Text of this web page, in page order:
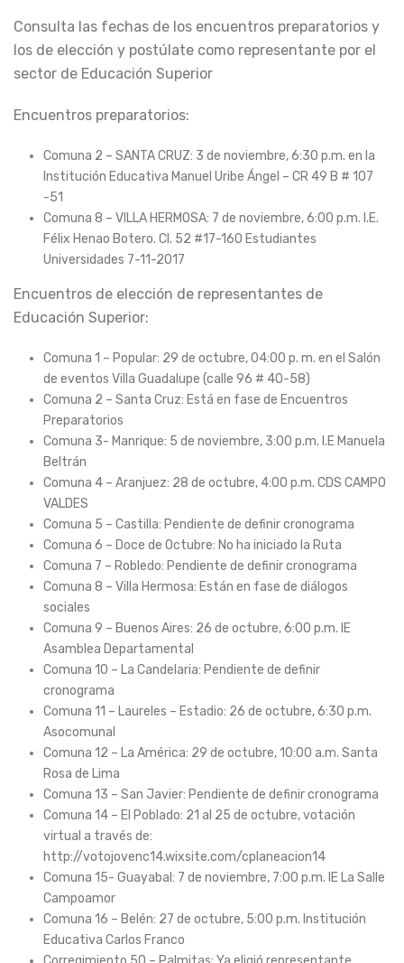
Consulta las fechas de los encuentros preparatorios y
los de elección y postúlate como representante por el
sector de Educación Superior
Encuentros preparatorios:
Comuna 2 – SANTA CRUZ: 3 de noviembre, 6:30 p.m. en la
Institución Educativa Manuel Uribe Ángel – CR 49 B # 107
-51
Comuna 8 – VILLA HERMOSA: 7 de noviembre, 6:00 p.m. I.E.
Félix Henao Botero. Cl. 52 #17-160 Estudiantes
Universidades 7-11-2017
Encuentros de elección de representantes de
Educación Superior:
Comuna 1 – Popular: 29 de octubre, 04:00 p. m. en el Salón
de eventos Villa Guadalupe (calle 96 # 40-58)
Comuna 2 – Santa Cruz: Está en fase de Encuentros
Preparatorios
Comuna 3- Manrique: 5 de noviembre, 3:00 p.m. I.E Manuela
Beltrán
Comuna 4 – Aranjuez: 28 de octubre, 4:00 p.m. CDS CAMPO
VALDES
Comuna 5 – Castilla: Pendiente de definir cronograma
Comuna 6 – Doce de Octubre: No ha iniciado la Ruta
Comuna 7 – Robledo: Pendiente de definir cronograma
Comuna 8 – Villa Hermosa: Están en fase de diálogos
sociales
Comuna 9 – Buenos Aires: 26 de octubre, 6:00 p.m. IE
Asamblea Departamental
Comuna 10 – La Candelaria: Pendiente de definir
cronograma
Comuna 11 – Laureles – Estadio: 26 de octubre, 6:30 p.m.
Asocomunal
Comuna 12 – La América: 29 de octubre, 10:00 a.m. Santa
Rosa de Lima
Comuna 13 – San Javier: Pendiente de definir cronograma
Comuna 14 – El Poblado: 21 al 25 de octubre, votación
virtual a través de:
http://votojovenc14.wixsite.com/cplaneacion14
Comuna 15- Guayabal: 7 de noviembre, 7:00 p.m. IE La Salle
Campoamor
Comuna 16 – Belén: 27 de octubre, 5:00 p.m. Institución
Educativa Carlos Franco